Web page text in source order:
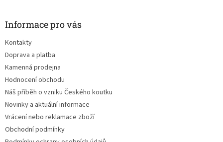
Informace pro vás
Kontakty
Doprava a platba
Kamenná prodejna
Hodnocení obchodu
Náš příběh o vzniku Českého koutku
Novinky a aktuální informace
Vrácení nebo reklamace zboží
Obchodní podmínky